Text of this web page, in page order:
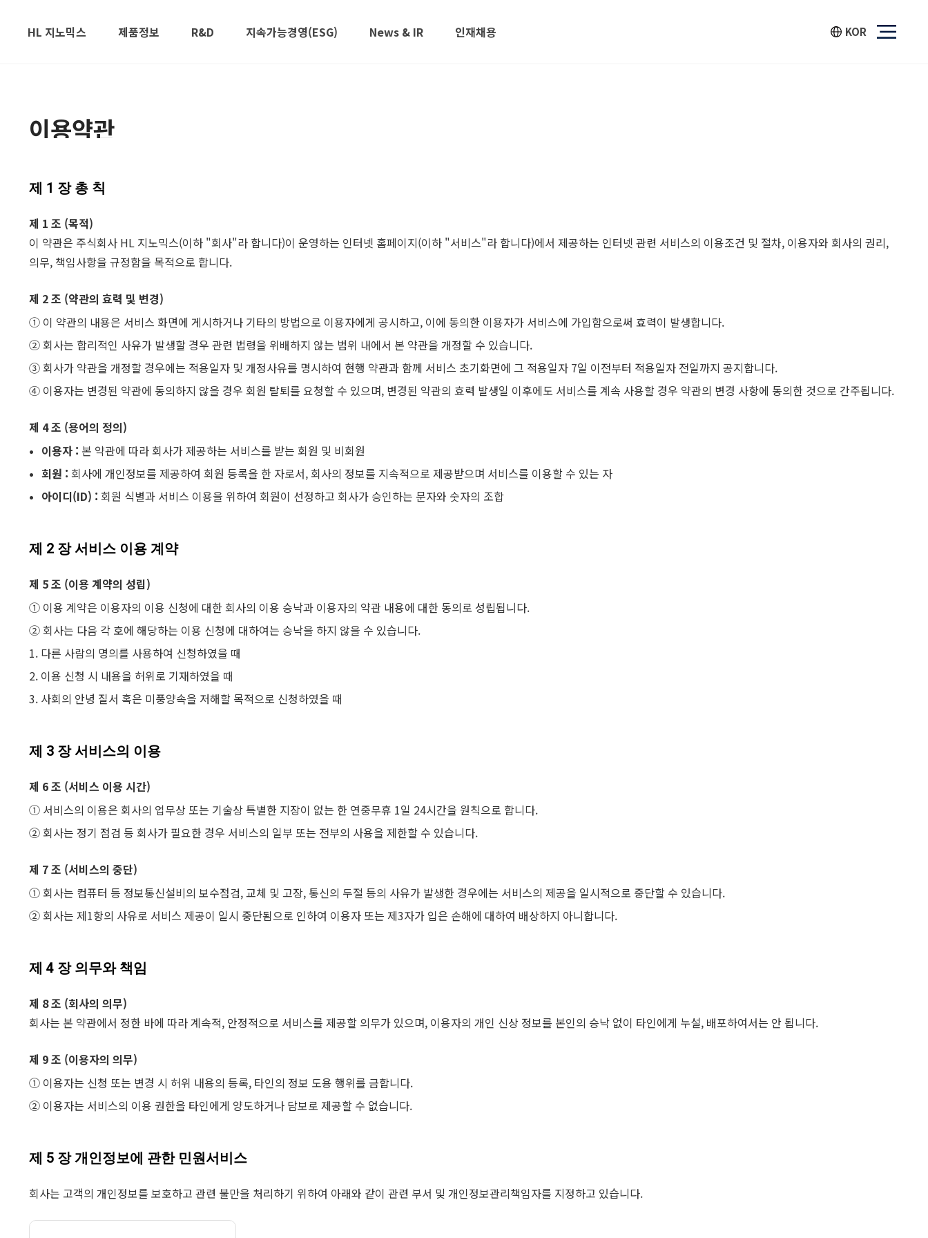
HL 지노믹스 제품정보 R&D 지속가능경영(ESG) News & IR 인재채용 KOR
이용약관
제 1 장 총 칙
제 1 조 (목적)
이 약관은 주식회사 HL 지노믹스(이하 "회사"라 합니다)이 운영하는 인터넷 홈페이지(이하 "서비스"라 합니다)에서 제공하는 인터넷 관련 서비스의 이용조건 및 절차, 이용자와 회사의 권리,
의무, 책임사항을 규정함을 목적으로 합니다.
제 2 조 (약관의 효력 및 변경)
① 이 약관의 내용은 서비스 화면에 게시하거나 기타의 방법으로 이용자에게 공시하고, 이에 동의한 이용자가 서비스에 가입함으로써 효력이 발생합니다.
② 회사는 합리적인 사유가 발생할 경우 관련 법령을 위배하지 않는 범위 내에서 본 약관을 개정할 수 있습니다.
③ 회사가 약관을 개정할 경우에는 적용일자 및 개정사유를 명시하여 현행 약관과 함께 서비스 초기화면에 그 적용일자 7일 이전부터 적용일자 전일까지 공지합니다.
④ 이용자는 변경된 약관에 동의하지 않을 경우 회원 탈퇴를 요청할 수 있으며, 변경된 약관의 효력 발생일 이후에도 서비스를 계속 사용할 경우 약관의 변경 사항에 동의한 것으로 간주됩니다.
제 4 조 (용어의 정의)
이용자 : 본 약관에 따라 회사가 제공하는 서비스를 받는 회원 및 비회원
회원 : 회사에 개인정보를 제공하여 회원 등록을 한 자로서, 회사의 정보를 지속적으로 제공받으며 서비스를 이용할 수 있는 자
아이디(ID) : 회원 식별과 서비스 이용을 위하여 회원이 선정하고 회사가 승인하는 문자와 숫자의 조합
제 2 장 서비스 이용 계약
제 5 조 (이용 계약의 성립)
① 이용 계약은 이용자의 이용 신청에 대한 회사의 이용 승낙과 이용자의 약관 내용에 대한 동의로 성립됩니다.
② 회사는 다음 각 호에 해당하는 이용 신청에 대하여는 승낙을 하지 않을 수 있습니다.
1. 다른 사람의 명의를 사용하여 신청하였을 때
2. 이용 신청 시 내용을 허위로 기재하였을 때
3. 사회의 안녕 질서 혹은 미풍양속을 저해할 목적으로 신청하였을 때
제 3 장 서비스의 이용
제 6 조 (서비스 이용 시간)
① 서비스의 이용은 회사의 업무상 또는 기술상 특별한 지장이 없는 한 연중무휴 1일 24시간을 원칙으로 합니다.
② 회사는 정기 점검 등 회사가 필요한 경우 서비스의 일부 또는 전부의 사용을 제한할 수 있습니다.
제 7 조 (서비스의 중단)
① 회사는 컴퓨터 등 정보통신설비의 보수점검, 교체 및 고장, 통신의 두절 등의 사유가 발생한 경우에는 서비스의 제공을 일시적으로 중단할 수 있습니다.
② 회사는 제1항의 사유로 서비스 제공이 일시 중단됨으로 인하여 이용자 또는 제3자가 입은 손해에 대하여 배상하지 아니합니다.
제 4 장 의무와 책임
제 8 조 (회사의 의무)
회사는 본 약관에서 정한 바에 따라 계속적, 안정적으로 서비스를 제공할 의무가 있으며, 이용자의 개인 신상 정보를 본인의 승낙 없이 타인에게 누설, 배포하여서는 안 됩니다.
제 9 조 (이용자의 의무)
① 이용자는 신청 또는 변경 시 허위 내용의 등록, 타인의 정보 도용 행위를 금합니다.
② 이용자는 서비스의 이용 권한을 타인에게 양도하거나 담보로 제공할 수 없습니다.
제 5 장 개인정보에 관한 민원서비스
회사는 고객의 개인정보를 보호하고 관련 불만을 처리하기 위하여 아래와 같이 관련 부서 및 개인정보관리책임자를 지정하고 있습니다.